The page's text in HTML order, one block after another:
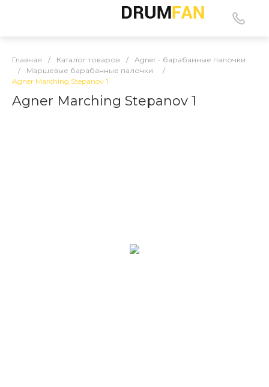
Главная / Каталог товаров /
Agner - барабанные палочки
/
Маршевые барабанные палочки
/
Agner Marching Stepanov 1
Agner Marching Stepanov 1